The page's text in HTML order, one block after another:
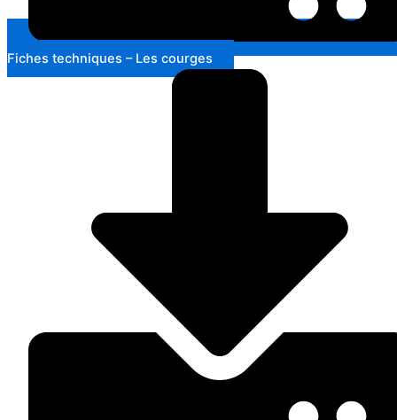
Fiches techniques – Les courges